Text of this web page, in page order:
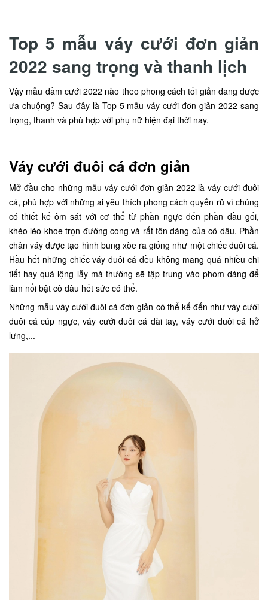
Top 5 mẫu váy cưới đơn giản
2022 sang trọng và thanh lịch
Vậy mẫu đầm cưới 2022 nào theo phong cách tối giản đang được
ưa chuộng? Sau đây là Top 5 mẫu váy cưới đơn giản 2022 sang
trọng, thanh và phù hợp với phụ nữ hiện đại thời nay.
Váy cưới đuôi cá đơn giản
Mở đầu cho những mẫu váy cưới đơn giản 2022 là váy cưới đuôi
cá, phù hợp với những ai yêu thích phong cách quyến rũ vì chúng
có thiết kế ôm sát với cơ thể từ phần ngực đến phần đầu gối,
khéo léo khoe trọn đường cong và rất tôn dáng của cô dâu. Phần
chân váy được tạo hình bung xòe ra giống như một chiếc đuôi cá.
Hầu hết những chiếc váy đuôi cá đều không mang quá nhiều chi
tiết hay quá lộng lẫy mà thường sẽ tập trung vào phom dáng để
làm nổi bật cô dâu hết sức có thể.
Những mẫu váy cưới đuôi cá đơn giản có thể kể đến như váy cưới
đuôi cá cúp ngực, váy cưới đuôi cá dài tay, váy cưới đuôi cá hở
lưng,...